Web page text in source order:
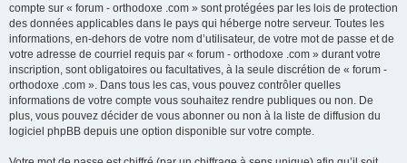
compte sur « forum - orthodoxe .com » sont protégées par les lois de protection
des données applicables dans le pays qui héberge notre serveur. Toutes les
informations, en-dehors de votre nom d’utilisateur, de votre mot de passe et de
votre adresse de courriel requis par « forum - orthodoxe .com » durant votre
inscription, sont obligatoires ou facultatives, à la seule discrétion de « forum -
orthodoxe .com ». Dans tous les cas, vous pouvez contrôler quelles
informations de votre compte vous souhaitez rendre publiques ou non. De
plus, vous pouvez décider de vous abonner ou non à la liste de diffusion du
logiciel phpBB depuis une option disponible sur votre compte.